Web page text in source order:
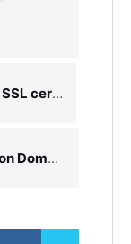
problem
[DirectAdmin] Hướng dẫn Addon Domain và set IP trên DirectAdmin